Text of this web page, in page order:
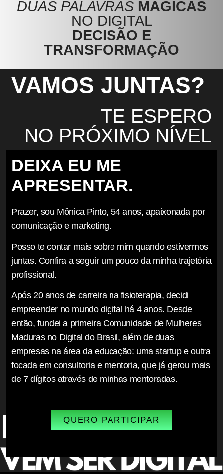
DUAS PALAVRAS MÁGICAS
NO DIGITAL
DECISÃO E
TRANSFORMAÇÃO
VAMOS JUNTAS?
TE ESPERO
NO PRÓXIMO NÍVEL
DEIXA EU ME
APRESENTAR.
Prazer, sou Mônica Pinto, 54 anos, apaixonada por
comunicação e marketing.
Posso te contar mais sobre mim quando estivermos
juntas. Confira a seguir um pouco da minha trajetória
profissional.
Após 20 anos de carreira na fisioterapia, decidi
empreender no mundo digital há 4 anos. Desde
então, fundei a primeira Comunidade de Mulheres
Maduras no Digital do Brasil, além de duas
empresas na área da educação: uma startup e outra
focada em consultoria e mentoria, que já gerou mais
de 7 dígitos através de minhas mentoradas.
QUERO PARTICIPAR